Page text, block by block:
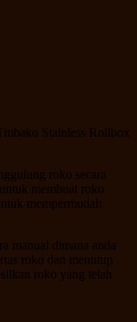
Stainless Rollbox
roko secara
membuat roko
mempermudah
manual dimana anda
roko dan menutup
roko yang telah